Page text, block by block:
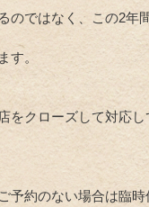
のではなく、この2年
す。
をクローズして対応
約のない場合は臨時